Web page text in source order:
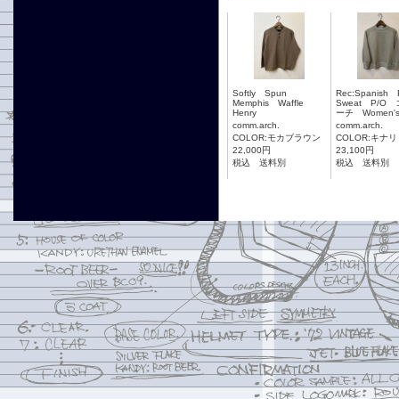
Softly Spun
Memphis Waffle
Henry
comm.arch.
COLOR:モカブラウン
22,000円
税込 送料別
Sweat P/O
ーチ Women's
comm.arch.
COLOR:キナリ
23,100円
税込 送料別